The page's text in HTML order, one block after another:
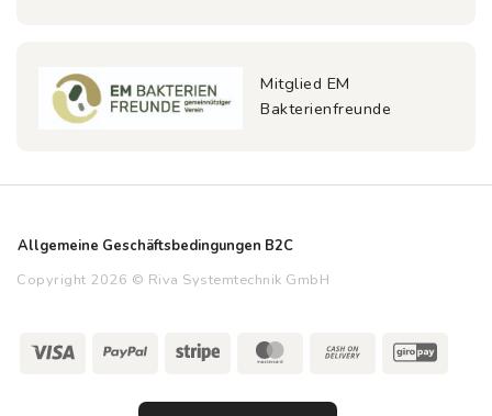
Mitglied EM
Bakterienfreunde
Allgemeine Geschäftsbedingungen B2C
Copyright 2026 © Riva Systemtechnik GmbH
Visa PayPal Stripe MasterCardCash